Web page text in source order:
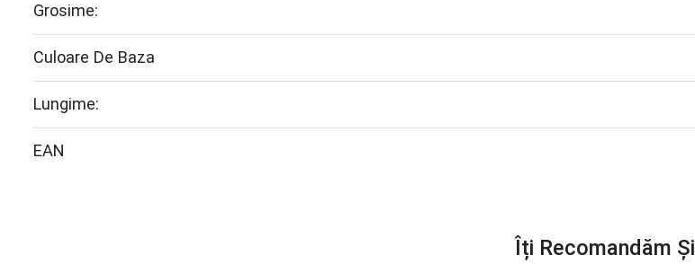
Grosime:
Culoare De Baza
Lungime:
EAN
Îți Recomandăm Și